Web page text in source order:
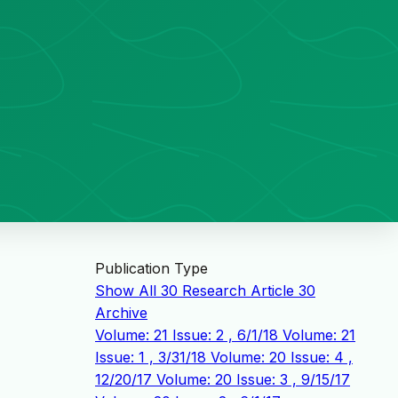
Publication Type
Show All 30 Research Article 30
Archive
Volume: 21 Issue: 2 , 6/1/18 Volume: 21
Issue: 1 , 3/31/18 Volume: 20 Issue: 4 ,
12/20/17 Volume: 20 Issue: 3 , 9/15/17